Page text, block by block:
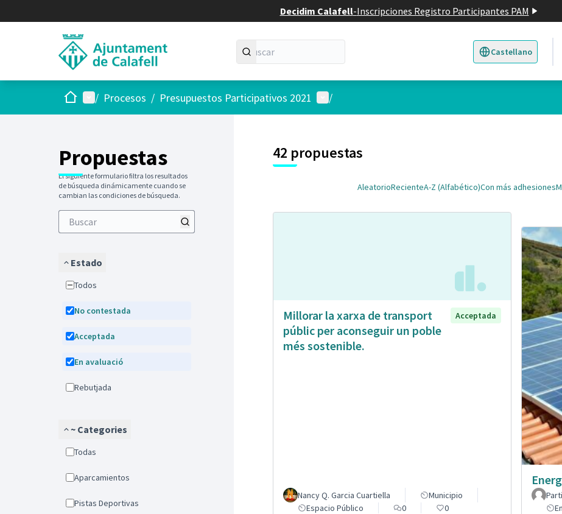
Decidim Calafell-Inscripciones Registro Participantes PAM
Castellano
Triar la llengua
InicioMenú principal
/ Procesos / Presupuestos Participativos 2021 Menú de usuario
/
Propuestas
El siguiente formulario filtra los resultados
de búsqueda dinámicamente cuando se
cambian las condiciones de búsqueda.
Estado
Todos
No contestada
Acceptada
En avaluació
Rebutjada
~ Categories
Todas
Aparcamientos
Pistas Deportivas
42 propuestas
AleatorioRecienteA-Z (Alfabético)Con más adhesiones
Millorar la xarxa de transport
públic per aconseguir un poble
més sostenible.
Acceptada
Nancy Q. Garcia Cuartiella
Municipio
Espacio Público
0 0